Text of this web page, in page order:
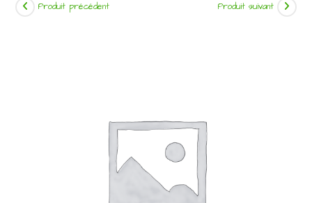
Produit précédent Produit suivant